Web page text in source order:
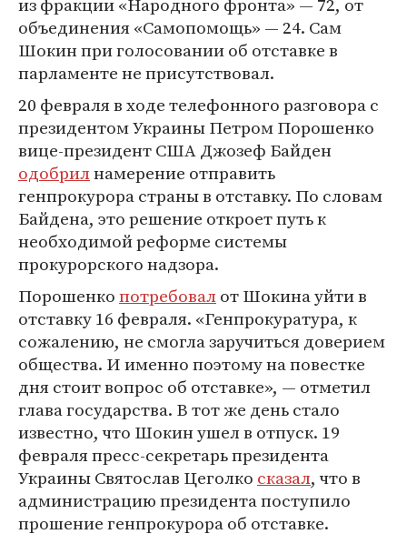
объединения «Самопомощь» — 24. Сам
Шокин при голосовании об отставке в
парламенте не присутствовал.
20 февраля в ходе телефонного разговора с
президентом Украины Петром Порошенко
вице-президент США Джозеф Байден
одобрилнамерение отправить
генпрокурора страны в отставку. По словам
Байдена, это решение откроет путь к
необходимой реформе системы
прокурорского надзора.
Порошенкопотребовалот Шокина уйти в
отставку 16 февраля. «Генпрокуратура, к
сожалению, не смогла заручиться доверием
общества. И именно поэтому на повестке
дня стоит вопрос об отставке», — отметил
глава государства. В тот же день стало
известно, что Шокин ушел в отпуск. 19
февраля пресс-секретарь президента
Украины Святослав Цеголко сказал, что в
администрацию президента поступило
прошение генпрокурора об отставке.